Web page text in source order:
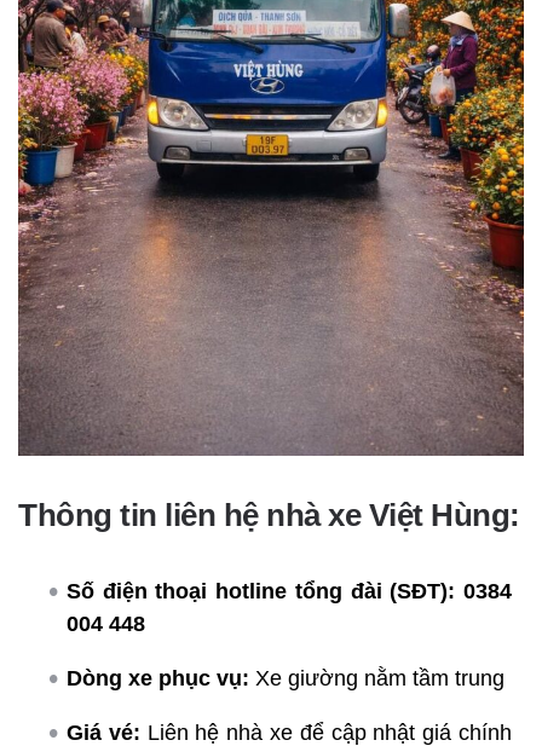
Thông tin liên hệ nhà xe Việt Hùng:
Số điện thoại hotline tổng đài (SĐT): 0384
004 448
Dòng xe phục vụ: Xe giường nằm tầm trung
Giá vé: Liên hệ nhà xe để cập nhật giá chính